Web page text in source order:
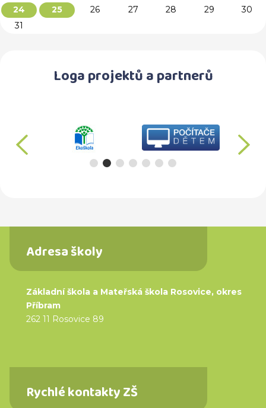
24
25 26 27 28 29
30
31
Loga projektů a partnerů
předchozí
Adresa školy
Základní škola a Mateřská škola Rosovice, okres
Příbram
262 11 Rosovice 89
Rychlé kontakty ZŠ